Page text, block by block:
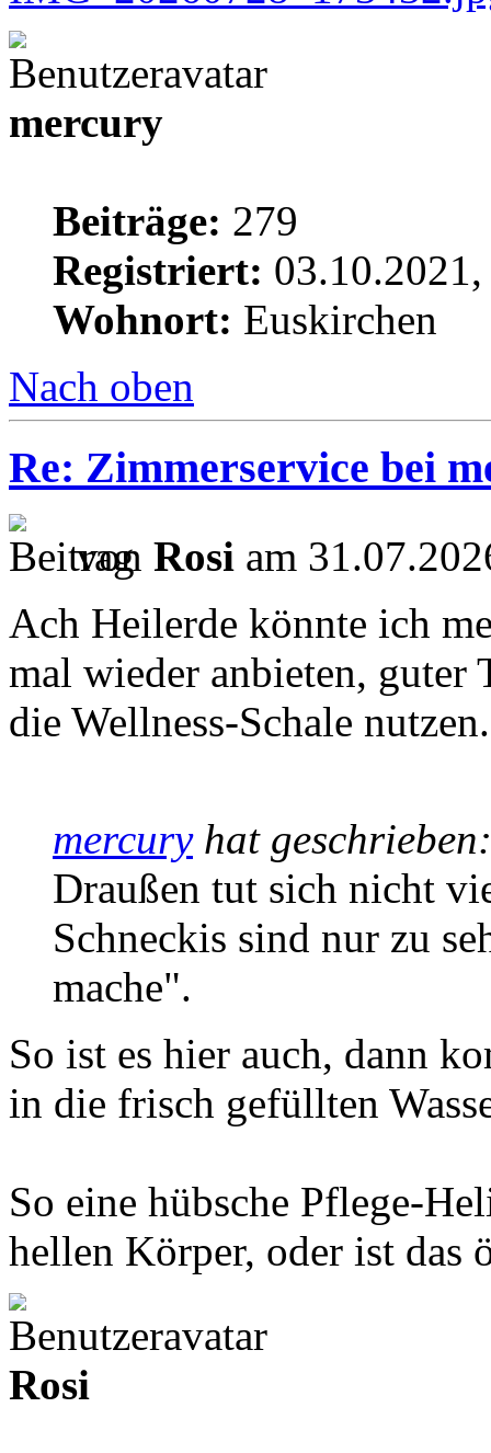
mercury
Beiträge: 279
Registriert:
Wohnort: Euskirchen
Nach oben
Re: Zimmerservice bei
von Rosi am
Ach Heilerde könnte ich
mal wieder anbieten, guter
die Wellness-Schale nutzen.
mercuryhat
Draußen tut sich nicht
Schneckis sind nur zu
mache".
So ist es hier auch, dann
in die frisch gefüllten
So eine hübsche Pflege-
hellen Körper, oder ist das
Rosi